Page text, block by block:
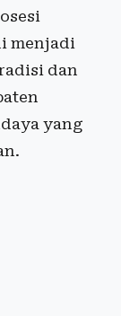
menjadi
dan
yang